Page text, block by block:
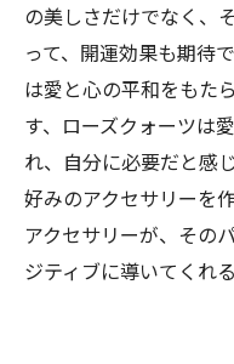
の美しさだけでなく、
って、開運効果も期待
は愛と心の平和をもた
す、ローズクォーツは
れ、自分に必要だと感
好みのアクセサリーを
アクセサリーが、その
ジティブに導いてくれ